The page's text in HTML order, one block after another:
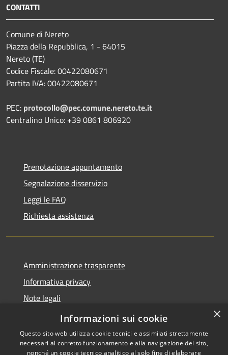
CONTATTI
Comune di Nereto
Piazza della Repubblica, 1 - 64015
Nereto (TE)
Codice Fiscale: 00422080671
Partita IVA: 00422080671
PEC: protocollo@pec.comune.nereto.te.it
Centralino Unico: +39 0861 806920
Prenotazione appuntamento
Segnalazione disservizio
Leggi le FAQ
Richiesta assistenza
Amministrazione trasparente
Informativa privacy
Note legali
Dichiarazione di accessibilità
×
Informazioni sui cookie
Questo sito web utilizza cookie tecnici e assimilati strettamente
necessari al corretto funzionamento e alla navigazione del sito,
nonché un cookie tecnico analitico al solo fine di elaborare